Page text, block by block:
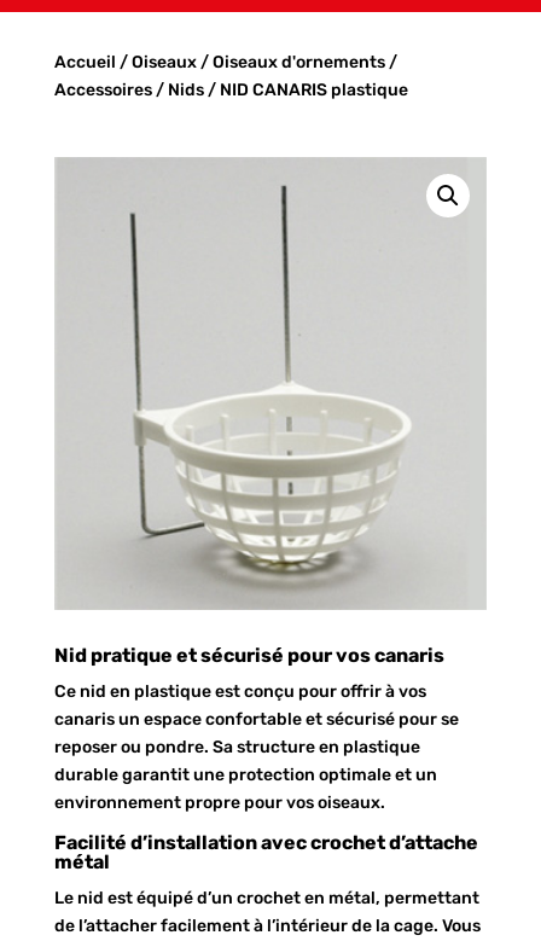
Accueil /Oiseaux/Oiseaux d'ornements/
Accessoires/ Nids/ NID CANARIS plastique
Nid pratique et sécurisé pour vos canaris
Ce nid en plastique est conçu pour offrir à vos
canaris un espace confortable et sécurisé pour se
reposer ou pondre. Sa structure en plastique
durable garantit une protection optimale et un
environnement propre pour vos oiseaux.
Facilité d’installation avec crochet d’attache
métal
Le nid est équipé d’un crochet en métal, permettant
de l’attacher facilement à l’intérieur de la cage. Vous